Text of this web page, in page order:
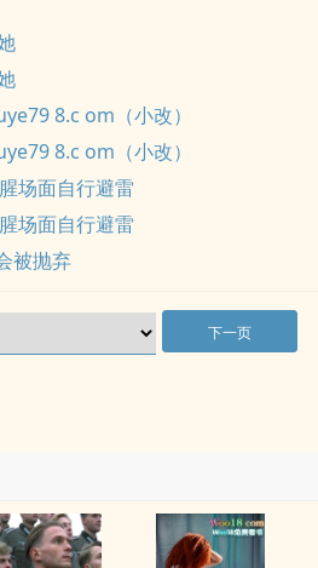
8.c om（小改）
8.c om（小改）
场面自行避雷
场面自行避雷
被抛弃
下一页